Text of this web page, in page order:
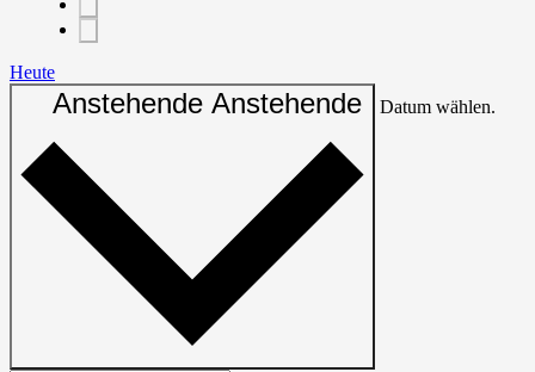
Heute
Anstehende Anstehende Datum wählen.